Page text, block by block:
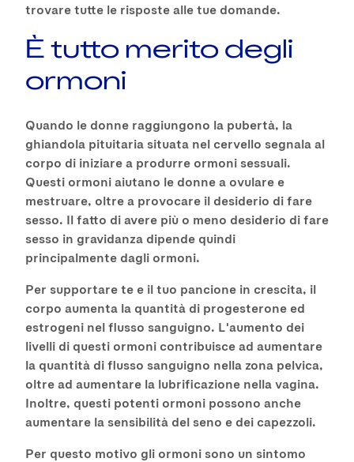
trovare tutte le risposte alle tue domande.
È tutto merito degli
ormoni
Quando le donne raggiungono la pubertà, la
ghiandola pituitaria situata nel cervello segnala al
corpo di iniziare a produrre ormoni sessuali.
Questi ormoni aiutano le donne a ovulare e
mestruare, oltre a provocare il desiderio di fare
sesso. Il fatto di avere più o meno desiderio di fare
sesso in gravidanza dipende quindi
principalmente dagli ormoni.
Per supportare te e il tuo pancione in crescita, il
corpo aumenta la quantità di progesterone ed
estrogeni nel flusso sanguigno. L'aumento dei
livelli di questi ormoni contribuisce ad aumentare
la quantità di flusso sanguigno nella zona pelvica,
oltre ad aumentare la lubrificazione nella vagina.
Inoltre, questi potenti ormoni possono anche
aumentare la sensibilità del seno e dei capezzoli.
Per questo motivo gli ormoni sono un sintomo